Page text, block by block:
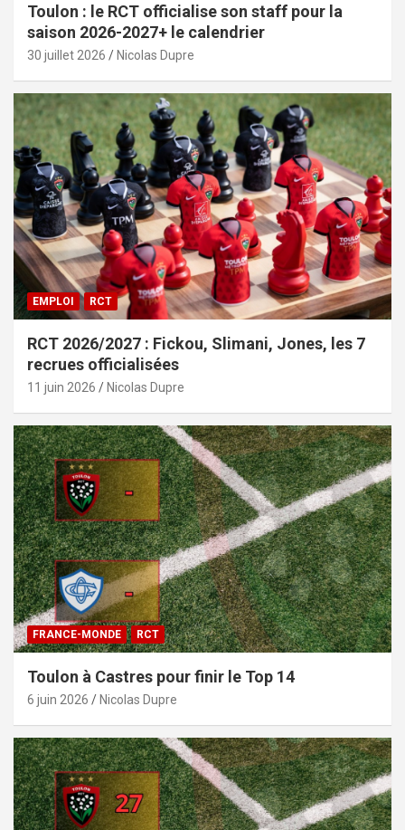
Toulon : le RCT officialise son staff pour la
saison 2026-2027+ le calendrier
30 juillet 2026 Nicolas Dupre
EMPLOI RCT
RCT 2026/2027 : Fickou, Slimani, Jones, les 7
recrues officialisées
11 juin 2026 Nicolas Dupre
FRANCE-MONDE RCT
Toulon à Castres pour finir le Top 14
6 juin 2026 Nicolas Dupre